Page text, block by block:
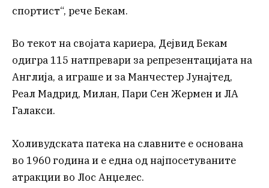
спортист“, рече Бекам.
Во текот на својата кариера, Дејвид Бекам
одигра 115 натпревари за репрезентацијата на
Англија, а играше и за Манчестер Јунајтед,
Реал Мадрид, Милан, Пари Сен Жермен и ЛА
Галакси.
Холивудската патека на славните е основана
во 1960 година и е една од најпосетуваните
атракции во Лос Анџелес.